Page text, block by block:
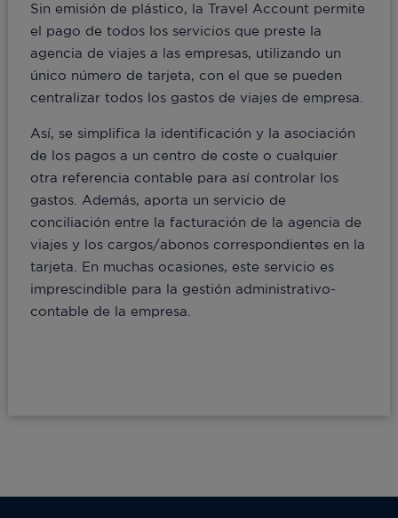
Sin emisión de plástico, la Travel Account permite
el pago de todos los servicios que preste la
agencia de viajes a las empresas, utilizando un
único número de tarjeta, con el que se pueden
centralizar todos los gastos de viajes de empresa.
Así, se simplifica la identificación y la asociación
de los pagos a un centro de coste o cualquier
otra referencia contable para así controlar los
gastos. Además, aporta un servicio de
conciliación entre la facturación de la agencia de
viajes y los cargos/abonos correspondientes en la
tarjeta. En muchas ocasiones, este servicio es
imprescindible para la gestión administrativo-
contable de la empresa.